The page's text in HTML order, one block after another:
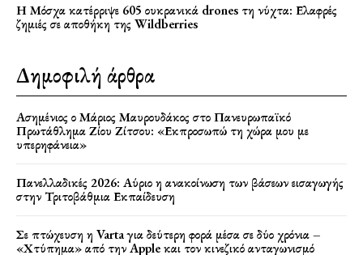
Η Μόσχα κατέρριψε 605 ουκρανικά drones τη νύχτα: Ελαφρές
ζημιές σε αποθήκη της Wildberries
Δημοφιλή άρθρα
Ασημένιος ο Μάριος Μαυρουδάκος στο Πανευρωπαϊκό
Πρωτάθλημα Ζίου Ζίτσου: «Εκπροσωπώ τη χώρα μου με
υπερηφάνεια»
Πανελλαδικές 2026: Αύριο η ανακοίνωση των βάσεων εισαγωγής
στην Τριτοβάθμια Εκπαίδευση
Σε πτώχευση η Varta για δεύτερη φορά μέσα σε δύο χρόνια –
«Χτύπημα» από την Apple και τον κινεζικό ανταγωνισμό